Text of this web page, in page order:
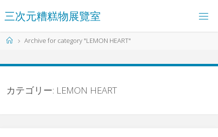
ン
テ
ン
ス
三次元糟糕物展覽室
ホ
Archive for category "LEMON HEART"
カテゴリー: LEMON HEART